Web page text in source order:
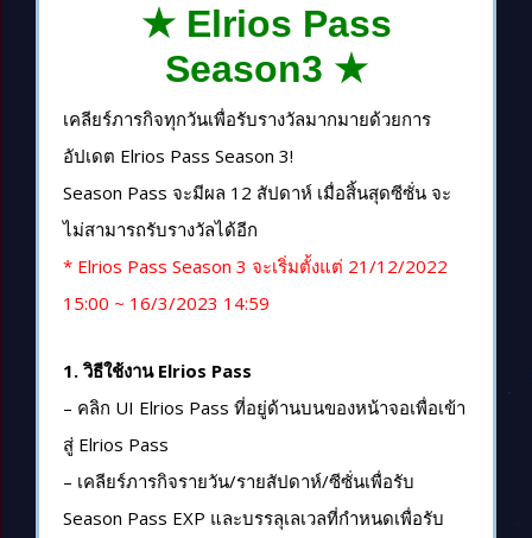
★ Elrios Pass
Season3 ★
เคลียร์ภารกิจทุกวันเพื่อรับรางวัลมากมายด้วยการ
อัปเดต Elrios Pass Season 3!
Season Pass จะมีผล 12 สัปดาห์ เมื่อสิ้นสุดซีซั่น จะ
ไม่สามารถรับรางวัลได้อีก
* Elrios Pass Season 3 จะเริ่มตั้งแต่ 21/12/2022
15:00 ~ 16/3/2023 14:59
1. วิธีใช้งาน Elrios Pass
– คลิก UI Elrios Pass ที่อยู่ด้านบนของหน้าจอเพื่อเข้า
สู่ Elrios Pass
– เคลียร์ภารกิจรายวัน/รายสัปดาห์/ซีซั่นเพื่อรับ
Season Pass EXP และบรรลุเลเวลที่กำหนดเพื่อรับ